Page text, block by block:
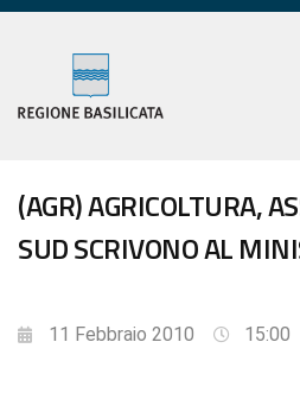
(AGR) AGRICOLTURA,
SUD SCRIVONO AL
11 Febbraio 2010 15:00